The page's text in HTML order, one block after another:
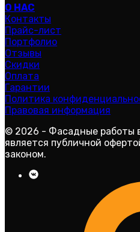
О НАС
Контакты
Прайс-лист
Портфолио
Отзывы
Скидки
Оплата
Гарантии
Политика
Правовая информация
© 2026 - Фасадные работы
является публичной
законом.